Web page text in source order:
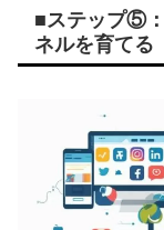
■ステップ⑤
ネルを育てる